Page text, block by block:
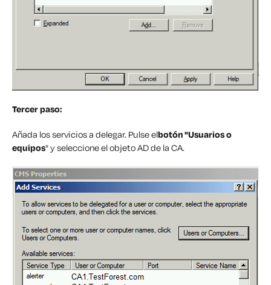
Tercer paso:
Añada los servicios a delegar. Pulse elbotón "Usuarios o
equipos" y seleccione el objeto AD de la CA.